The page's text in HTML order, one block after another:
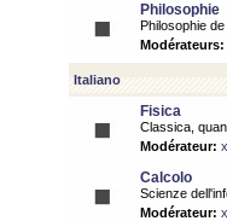
Philosophie
Philosophie
Modérateurs:
Italiano
Fisica
Classica,
Modérateur:
Calcolo
Scienze
Modérateur: